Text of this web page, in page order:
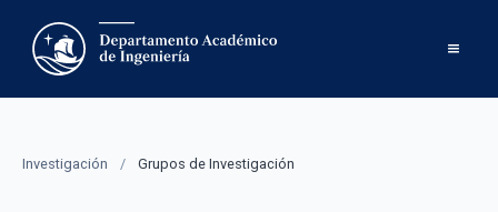
Investigación / Grupos de Investigación